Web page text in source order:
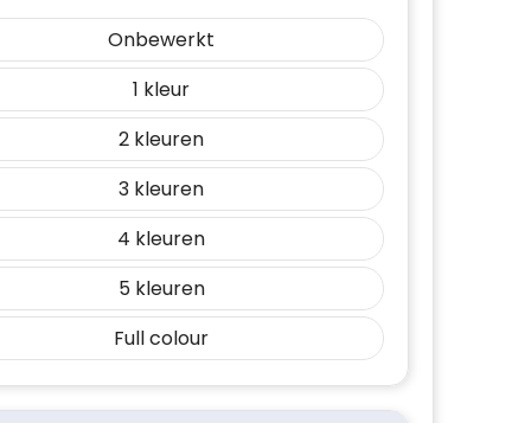
Onbewerkt
1
2
3
4
5
Full colour